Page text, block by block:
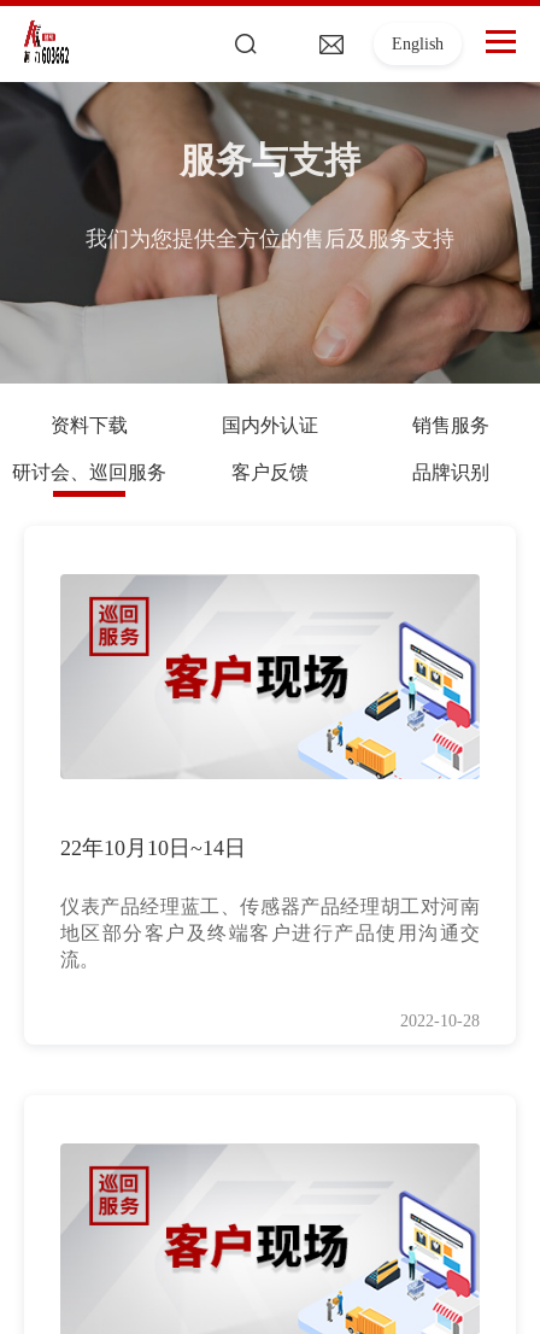
English
服务与支持
我们为您提供全方位的售后及服务支持
资料下载 国内外认证 销售服务
研讨会、巡回服务 客户反馈 品牌识别
22年10月10日~14日
仪表产品经理蓝工、传感器产品经理胡工对河南
地区部分客户及终端客户进行产品使用沟通交
流。
2022-10-28